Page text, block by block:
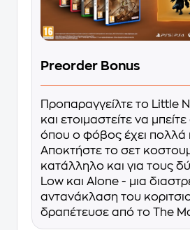
Preorder Bonus
Προπαραγγείλτε το Little
και ετοιμαστείτε να
όπου ο φόβος έχει
Αποκτήστε το σετ
κατάλληλο και για τους
Low και Alone - μια
αντανάκλαση του
δραπέτευσε από το The